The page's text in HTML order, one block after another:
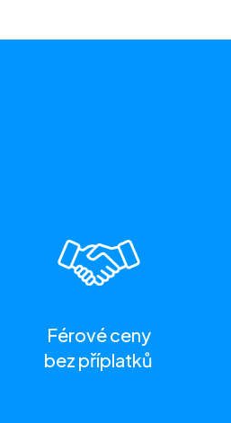
Férové ceny
bez příplatků